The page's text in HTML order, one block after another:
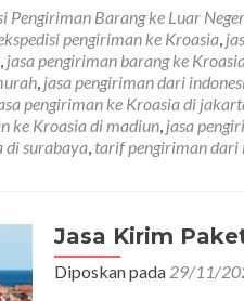
Pengiriman Barang ke Luar
pengiriman ke Kroasia,
, jasa pengiriman barang ke
, jasa pengiriman dari
pengiriman ke Kroasia di
ke Kroasia di madiun, jasa
di surabaya, tarif pengiriman dari
Jasa Kirim
Diposkan pada 29/11/